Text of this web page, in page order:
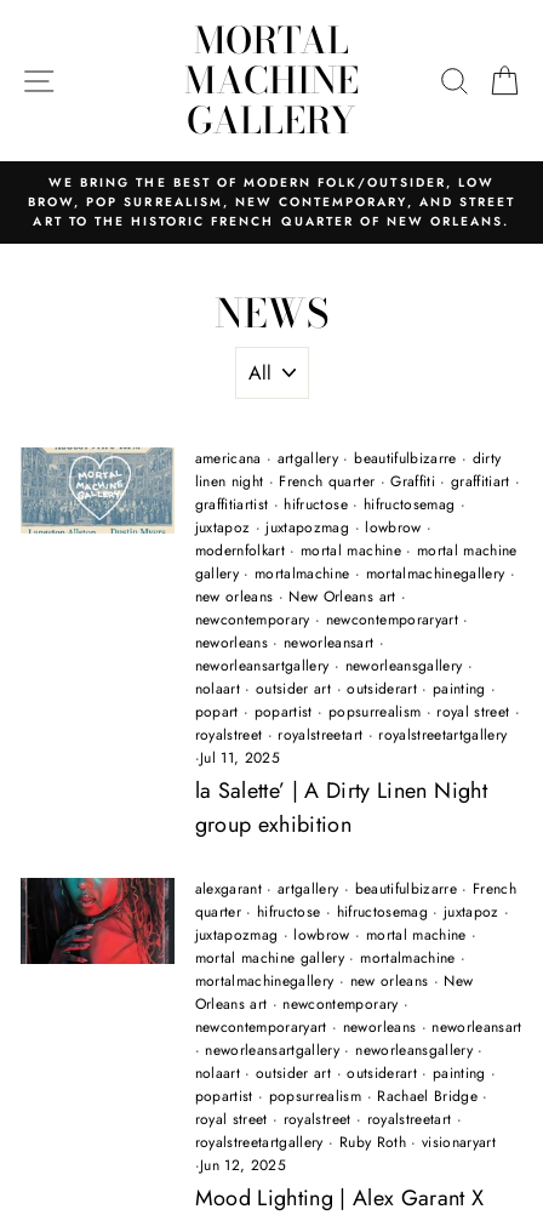
SITE NAVIGATION
MORTAL
MACHINE
GALLERY
WE BRING THE BEST OF MODERN FOLK/OUTSIDER, LOW
BROW, POP SURREALISM, NEW CONTEMPORARY, AND STREET
ART TO THE HISTORIC FRENCH QUARTER OF NEW ORLEANS.
NEWS
americana · artgallery ·beautifulbizarre · dirty
linen night · French quarter ·Graffiti· graffitiart ·
graffitiartist · hifructose· hifructosemag ·
juxtapoz ·juxtapozmag · lowbrow ·
modernfolkart · mortal machine· mortal machine
gallery · mortalmachine · mortalmachinegallery ·
new orleans · New Orleans art ·
newcontemporary · newcontemporaryart·
neworleans · neworleansart ·
neworleansartgallery · neworleansgallery ·
nolaart ·outsider art ·outsiderart· painting ·
popart · popartist · popsurrealism · royal street ·
royalstreet · royalstreetart · royalstreetartgallery
·Jul 11, 2025
la Salette’ | A Dirty Linen Night
group exhibition
alexgarant ·artgallery · beautifulbizarre· French
quarter · hifructose · hifructosemag · juxtapoz ·
juxtapozmag · lowbrow · mortal machine ·
mortal machine gallery · mortalmachine ·
mortalmachinegallery · new orleans · New
Orleans art · newcontemporary ·
newcontemporaryart · neworleans · neworleansart
· neworleansartgallery · neworleansgallery·
nolaart ·outsider art ·outsiderart· painting ·
popartist · popsurrealism · Rachael Bridge·
royal street · royalstreet · royalstreetart ·
royalstreetartgallery · Ruby Roth· visionaryart
·Jun 12, 2025
Mood Lighting | Alex Garant X